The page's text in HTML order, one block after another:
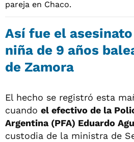
Así fue el
niña de 9 años
de Zamora
El hecho se registró esta
cuando el efectivo de la
Argentina (PFA) Eduardo
custodia de la ministra de